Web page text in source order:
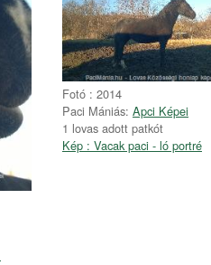
Fotó : 2014
Paci Mániás: Apci Képei
1 lovas adott patkót
Kép : Vacak paci - ló portré